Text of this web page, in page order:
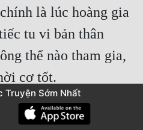
là lúc hoàng gia
tu vi bản thân
thể nào tham gia,
Truyện Sớm Nhất